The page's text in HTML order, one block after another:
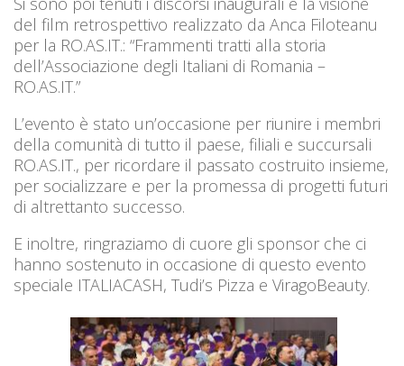
del film retrospettivo realizzato da Anca Filoteanu
per la RO.AS.IT.: “Frammenti tratti alla storia
dell’Associazione degli Italiani di Romania –
RO.AS.IT.”
L’evento è stato un’occasione per riunire i membri
della comunità di tutto il paese, filiali e succursali
RO.AS.IT., per ricordare il passato costruito insieme,
per socializzare e per la promessa di progetti futuri
di altrettanto successo.
E inoltre, ringraziamo di cuore gli sponsor che ci
hanno sostenuto in occasione di questo evento
speciale ITALIACASH, Tudi’s Pizza e ViragoBeauty.